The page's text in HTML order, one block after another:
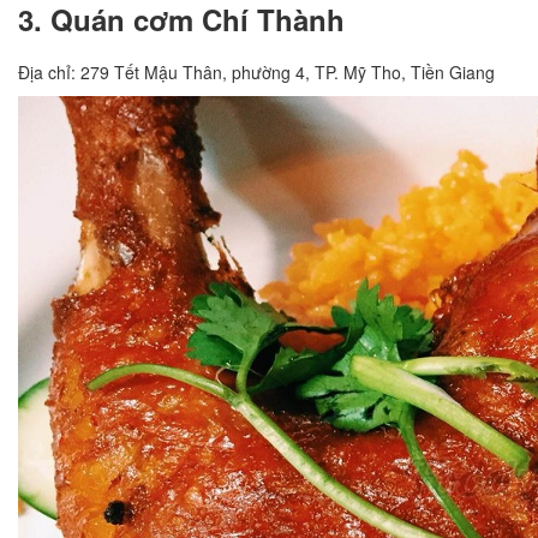
3. Quán cơm Chí Thành
Địa chỉ: 279 Tết Mậu Thân, phường 4, TP. Mỹ Tho, Tiền Giang